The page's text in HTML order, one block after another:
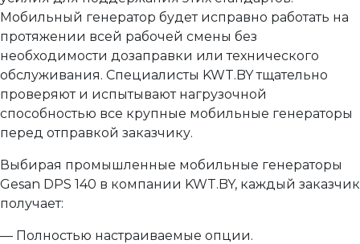
Мобильный генератор будет исправно работать на
протяжении всей рабочей смены без
необходимости дозаправки или технического
обслуживания. Специалисты KWT.BY тщательно
проверяют и испытывают нагрузочной
способностью все крупные мобильные генераторы
перед отправкой заказчику.
Выбирая промышленные мобильные генераторы
Gesan DPS 140 в компании KWT.BY, каждый заказчик
получает:
— Полностью настраиваемые опции.